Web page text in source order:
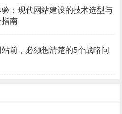
：现代网站建设的技术选型与
南
前，必须想清楚的5个战略问